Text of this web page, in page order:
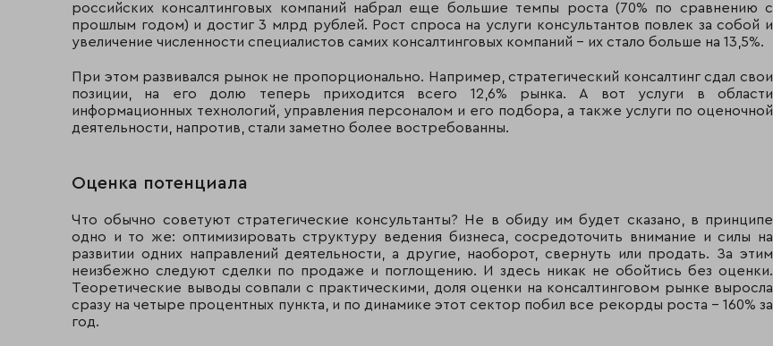
российских консалтинговых компаний набрал еще большие темпы роста (70% по сравнению с
прошлым годом) и достиг 3 млрд рублей. Рост спроса на услуги консультантов повлек за собой и
увеличение численности специалистов самих консалтинговых компаний - их стало больше на 13,5%.
При этом развивался рынок не пропорционально. Например, стратегический консалтинг сдал свои
позиции, на его долю теперь приходится всего 12,6% рынка. А вот услуги в области
информационных технологий, управления персоналом и его подбора, а также услуги по оценочной
деятельности, напротив, стали заметно более востребованны.
Оценка потенциала
Что обычно советуют стратегические консультанты? Не в обиду им будет сказано, в принципе
одно и то же: оптимизировать структуру ведения бизнеса, сосредоточить внимание и силы на
развитии одних направлений деятельности, а другие, наоборот, свернуть или продать. За этим
неизбежно следуют сделки по продаже и поглощению. И здесь никак не обойтись без оценки.
Теоретические выводы совпали с практическими, доля оценки на консалтинговом рынке выросла
сразу на четыре процентных пункта, и по динамике этот сектор побил все рекорды роста - 160% за
год.